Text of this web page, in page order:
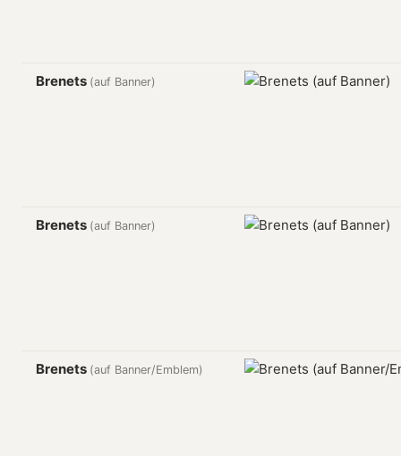
Brenets (auf Banner)
Brenets (auf Banner)
Brenets (auf Banner/Emblem)